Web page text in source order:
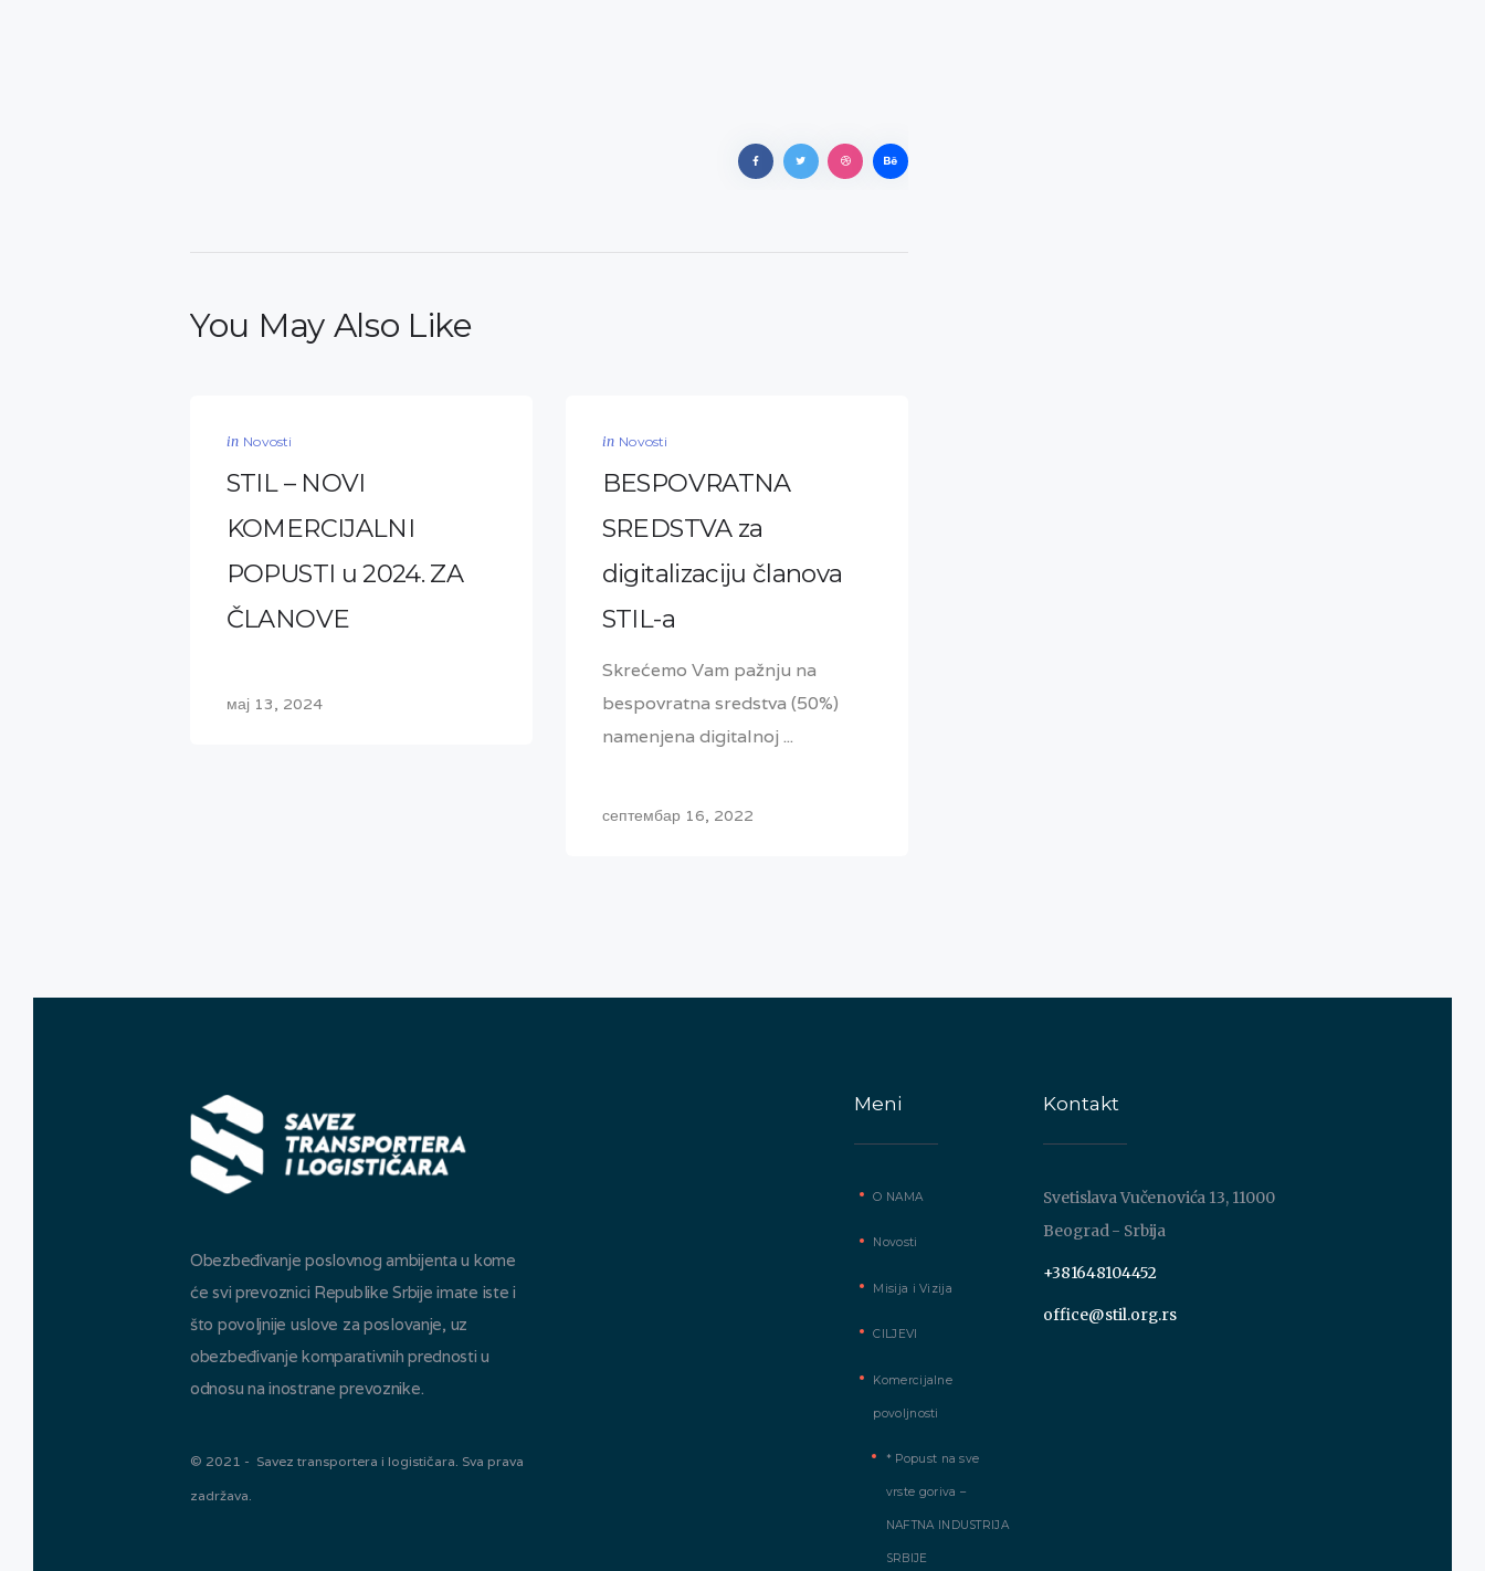
You May Also Like
in Novosti
STIL – NOVI
KOMERCIJALNI
POPUSTI u 2024. ZA
ČLANOVE
мај 13, 2024
in Novosti
BESPOVRATNA
SREDSTVA za
digitalizaciju članova
STIL-a
Skrećemo Vam pažnju na
bespovratna sredstva (50%)
namenjena digitalnoj ...
септембар 16, 2022
Obezbeđivanje poslovnog ambijenta u kome
će svi prevoznici Republike Srbije imate iste i
što povoljnije uslove za poslovanje, uz
obezbeđivanje komparativnih prednosti u
odnosu na inostrane prevoznike.
© 2021 - Savez transportera i logističara. Sva prava
zadržava.
Meni
O NAMA
Novosti
Misija i Vizija
CILJEVI
Komercijalne
povoljnosti
* Popust na sve
vrste goriva –
NAFTNA INDUSTRIJA
SRBIJE
Kontakt
Svetislava Vučenovića 13, 11000
Beograd - Srbija
+381648104452
office@stil.org.rs